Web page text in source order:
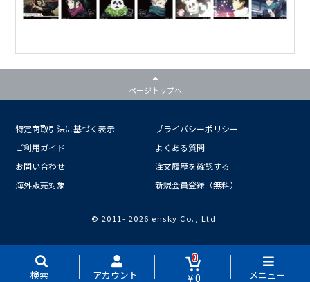
検索 アカウント
0
￥0
メニュー
ページトップへ
特定商取引法に基づく表示
プライバシーポリシー
ご利用ガイド
よくある質問
お問い合わせ
注文履歴を確認する
海外販売対象
新規会員登録（無料）
© 2011- 2026 ensky Co., Ltd.